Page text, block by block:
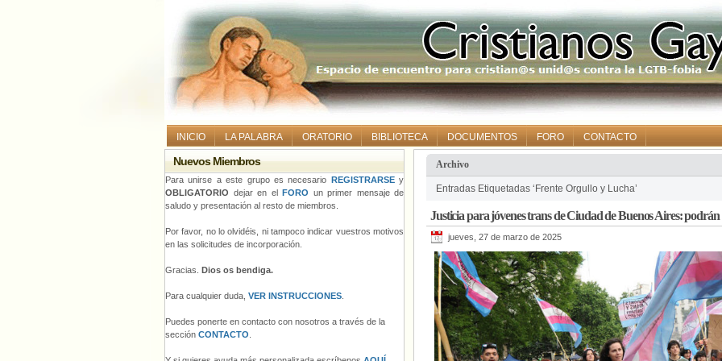
INICIO LA PALABRA ORATORIO BIBLIOTECA DOCUMENTOS FORO CONTACTO
Archivo
Entradas Etiquetadas ‘Frente Orgullo y Lucha’
Justicia para jóvenes trans de Ciudad de Buenos Aires:
jueves, 27 de marzo de 2025
Nuevos Miembros
Para unirse a este grupo es necesario REGISTRARSEy
OBLIGATORIO dejar en el FORO un primer mensaje de
saludo y presentación al resto de miembros.
Por favor, no lo olvidéis, ni tampoco indicar vuestros motivos
en las solicitudes de incorporación.
Gracias. Dios os bendiga.
Para cualquier duda, VER INSTRUCCIONES
Puedes ponerte en contacto con nosotros a través de la
sección CONTACTO